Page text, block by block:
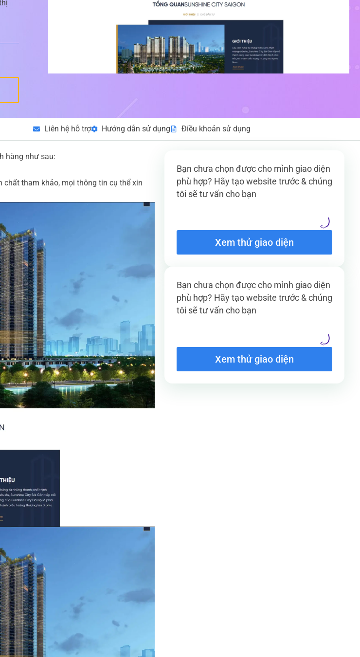
Liên hệ hỗ trợ Hướng dẫn sử dụng Điều khoản sử dụng
hàng như sau:
chất tham khảo, mọi thông tin cụ thể xin
Bạn chưa chọn được cho mình giao diện
phù hợp? Hãy tạo website trước & chúng
tôi sẽ tư vấn cho bạn
Xem thử giao diện
Bạn chưa chọn được cho mình giao diện
phù hợp? Hãy tạo website trước & chúng
tôi sẽ tư vấn cho bạn
Xem thử giao diện